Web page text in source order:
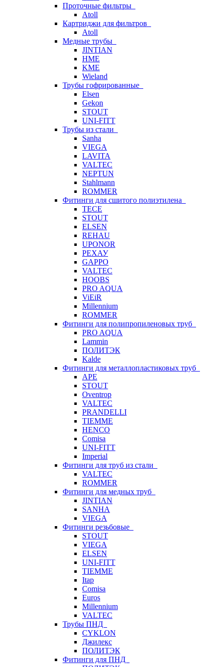
Проточные фильтры
Atoll
Картриджи для фильтров
Atoll
Медные трубы
JINTIAN
HME
KME
Wieland
Трубы гофрированные
Elsen
Gekon
STOUT
UNI-FITT
Трубы из стали
Sanha
VIEGA
LAVITA
VALTEC
NEPTUN
Stahlmann
ROMMER
Фитинги для сшитого полиэтилена
TECE
STOUT
ELSEN
REHAU
UPONOR
РЕХАУ
GAPPO
VALTEC
HOOBS
PRO AQUA
ViEiR
Millennium
ROMMER
Фитинги для полипропиленовых труб
PRO AQUA
Lammin
ПОЛИТЭК
Kalde
Фитинги для металлопластиковых труб
APE
STOUT
Oventrop
VALTEC
PRANDELLI
TIEMME
HENCO
Comisa
UNI-FITT
Imperial
Фитинги для труб из стали
VALTEC
ROMMER
Фитинги для медных труб
JINTIAN
SANHA
VIEGA
Фитинги резьбовые
STOUT
VIEGA
ELSEN
UNI-FITT
TIEMME
Itap
Comisa
Euros
Millennium
VALTEC
Трубы ПНД
CYKLON
Джилекс
ПОЛИТЭК
Фитинги для ПНД